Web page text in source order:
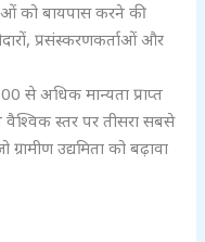
को बायपास करने की
प्रसंस्करणकर्ताओं और
से अधिक मान्यता प्राप्त
स्तर पर तीसरा सबसे
उद्यमिता को बढ़ावा